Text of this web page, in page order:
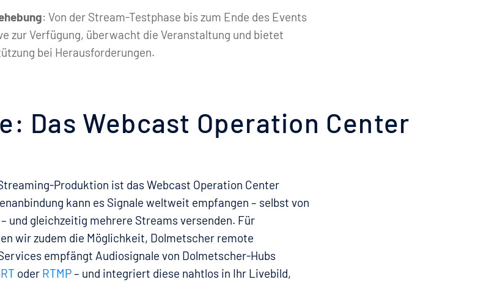
: Von der Stream-Testphase bis zum Ende des Events
zur Verfügung, überwacht die Veranstaltung und bietet
bei Herausforderungen.
Das Webcast Operation Center
Produktion ist das Webcast Operation Center
kann es Signale weltweit empfangen – selbst von
und gleichzeitig mehrere Streams versenden. Für
wir zudem die Möglichkeit, Dolmetscher remote
empfängt Audiosignale von Dolmetscher-Hubs
oder RTMP– und integriert diese nahtlos in Ihr Livebild,